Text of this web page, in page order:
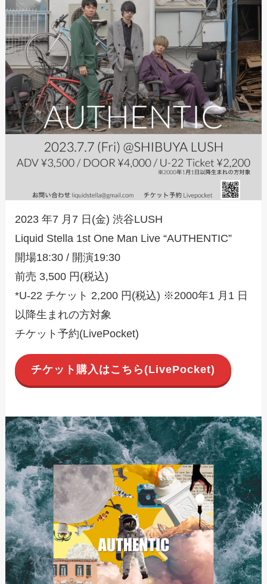
2023 年7 月7 日(金) 渋谷LUSH
Liquid Stella 1st One Man Live “AUTHENTIC”
開場18:30 / 開演19:30
前売 3,500 円(税込)
*U-22 チケット 2,200 円(税込) ※2000年1 月1 日
以降生まれの方対象
チケット予約(LivePocket)
チケット購入はこちら(LivePocket)